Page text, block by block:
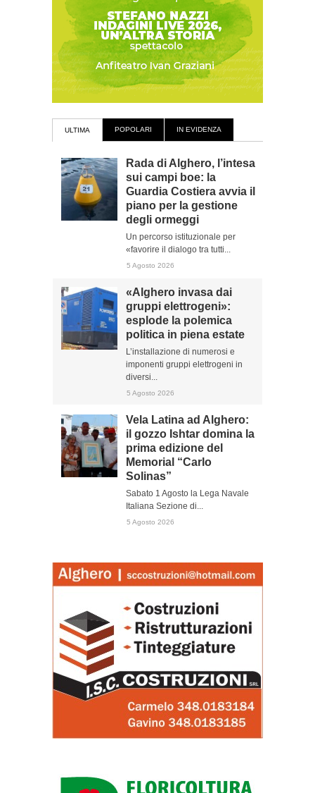
ULTIMA POPOLARI IN EVIDENZA
Rada di Alghero, l’intesa
sui campi boe: la
Guardia Costiera avvia il
piano per la gestione
degli ormeggi
Un percorso istituzionale per
«favorire il dialogo tra tutti...
5 Agosto 2026
«Alghero invasa dai
gruppi elettrogeni»:
esplode la polemica
politica in piena estate
L’installazione di numerosi e
imponenti gruppi elettrogeni in
diversi...
5 Agosto 2026
Vela Latina ad Alghero:
il gozzo Ishtar domina la
prima edizione del
Memorial “Carlo
Solinas”
Sabato 1 Agosto la Lega Navale
Italiana Sezione di...
5 Agosto 2026